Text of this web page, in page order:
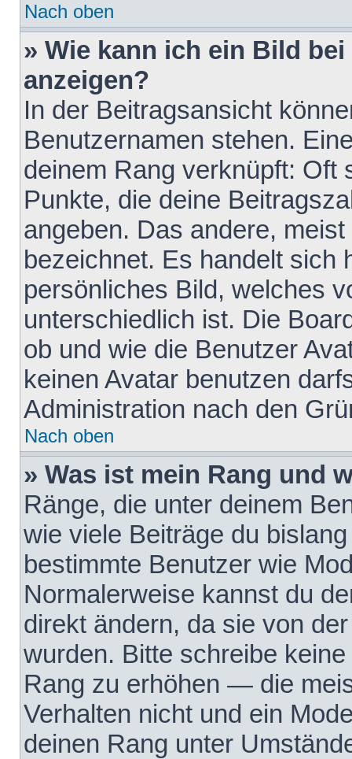
Nach oben
» Wie kann ich ein Bild
anzeigen?
In der Beitragsansicht
Benutzernamen stehen.
deinem Rang verknüpft: Oft
Punkte, die deine
angeben. Das andere,
bezeichnet. Es handelt sich
persönliches Bild, welches
unterschiedlich ist. Die
ob und wie die Benutzer
keinen Avatar benutzen
Administration nach den
Nach oben
» Was ist mein Rang und
Ränge, die unter deinem
wie viele Beiträge du
bestimmte Benutzer wie
Normalerweise kannst du
direkt ändern, da sie von
wurden. Bitte schreibe
Rang zu erhöhen — die
Verhalten nicht und ein
deinen Rang unter